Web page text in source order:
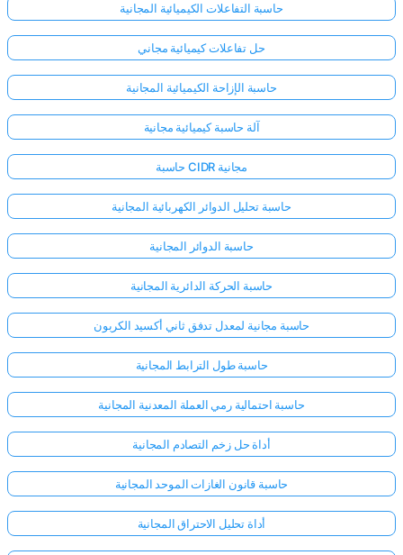
حاسبة التفاعلات الكيميائية المجانية
حل تفاعلات كيميائية مجاني
حاسبة الإزاحة الكيميائية المجانية
آلة حاسبة كيميائية مجانية
حاسبة CIDR مجانية
حاسبة تحليل الدوائر الكهربائية المجانية
حاسبة الدوائر المجانية
حاسبة الحركة الدائرية المجانية
حاسبة مجانية لمعدل تدفق ثاني أكسيد الكربون
حاسبة طول الترابط المجانية
حاسبة احتمالية رمي العملة المعدنية المجانية
أداة حل زخم التصادم المجانية
حاسبة قانون الغازات الموحد المجانية
أداة تحليل الاحتراق المجانية